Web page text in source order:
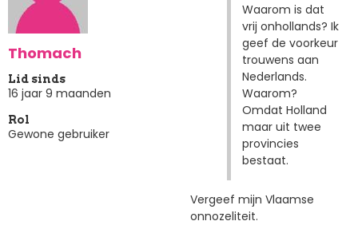
Thomach
Lid sinds
16 jaar 9 maanden
Rol
Gewone gebruiker
Waarom is dat
vrij onhollands? Ik
geef de voorkeur
trouwens aan
Nederlands.
Waarom?
Omdat Holland
maar uit twee
provincies
bestaat.
Vergeef mijn Vlaamse
onnozeliteit.